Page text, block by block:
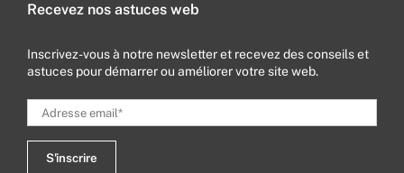
Recevez nos astuces web
Inscrivez-vous à notre newsletter et recevez des conseils et
astuces pour démarrer ou améliorer votre site web.